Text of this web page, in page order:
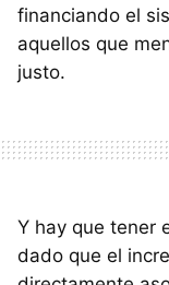
financiando el
aquellos que
justo.
Y hay que tener
dado que el